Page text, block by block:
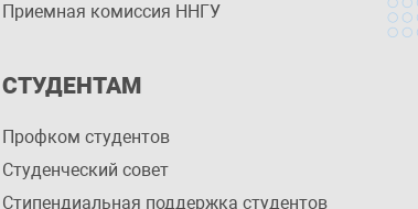
Приемная комиссия ННГУ
СТУДЕНТАМ
Профком студентов
Студенческий совет
Стипендиальная поддержка студентов